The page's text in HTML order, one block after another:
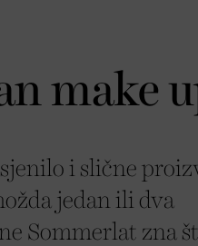
make
i slične
jedan ili dva
Sommerlat zna